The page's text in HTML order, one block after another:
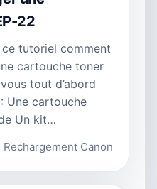
22
tutoriel comment
cartouche toner
tout d’abord
Une cartouche
Un kit…
Rechargement Canon